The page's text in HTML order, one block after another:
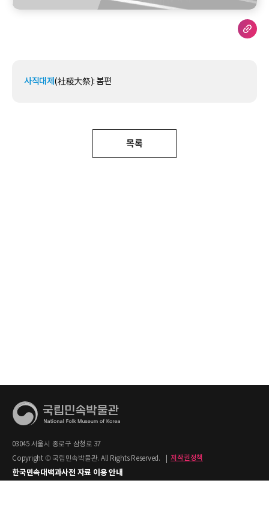
사직대제 (社稷大祭): 봄편
목록
03045 서울시 종로구 삼청로 37
Copyright © 국립민속박물관. All Rights Reserved.
저작권정책
한국민속대백과사전 자료 이용 안내